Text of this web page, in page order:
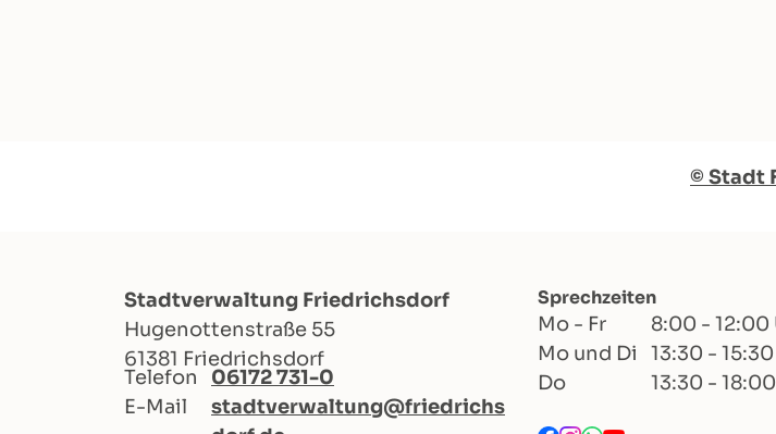
© Stadt
Stadtverwaltung Friedrichsdorf
Hugenottenstraße 55
61381 Friedrichsdorf
Telefon
06172 731-0
E-Mail
stadtverwaltung@friedrichs
Sprechzeiten
Mo - Fr
8:00 - 12:00
Mo und Di
13:30 -
Do
13:30 -